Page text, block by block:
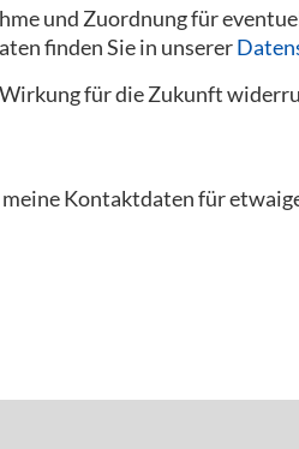
und Zuordnung für
finden Sie in unserer
für die Zukunft
Kontaktdaten für